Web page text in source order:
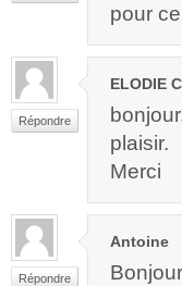
pour
Répondre
ELODIE
plaisir.
Merci
Répondre
Antoine